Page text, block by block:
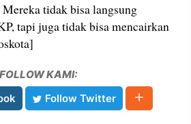
tidak bisa langsung
tapi juga tidak bisa mencairkan
FOLLOW KAMI:
Follow Twitter